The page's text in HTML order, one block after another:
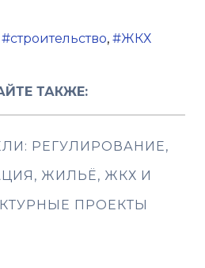
строительство ЖКХ
ТАКЖЕ:
РЕГУЛИРОВАНИЕ,
ЖИЛЬЁ, ЖКХ И
ПРОЕКТЫ